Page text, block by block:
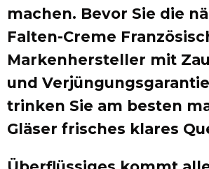
machen. Bevor Sie die
Falten-Creme
Markenhersteller mit
und
trinken Sie am besten
Gläser frisches klares